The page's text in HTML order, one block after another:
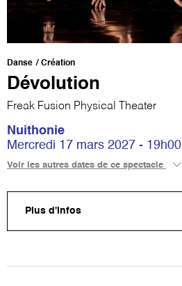
Danse Création
Dévolution
Freak Fusion Physical Theater
Nuithonie
Mercredi 17 mars 2027 - 19h00
Voir les autres dates de ce spectacle
Plus d'infos